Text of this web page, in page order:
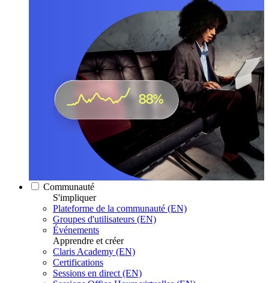
Communauté
S'impliquer
Plateforme de la communauté (EN)
Groupes d'utilisateurs (EN)
Événements
Apprendre et créer
Claris Academy (EN)
Certifications
Sessions en direct (EN)